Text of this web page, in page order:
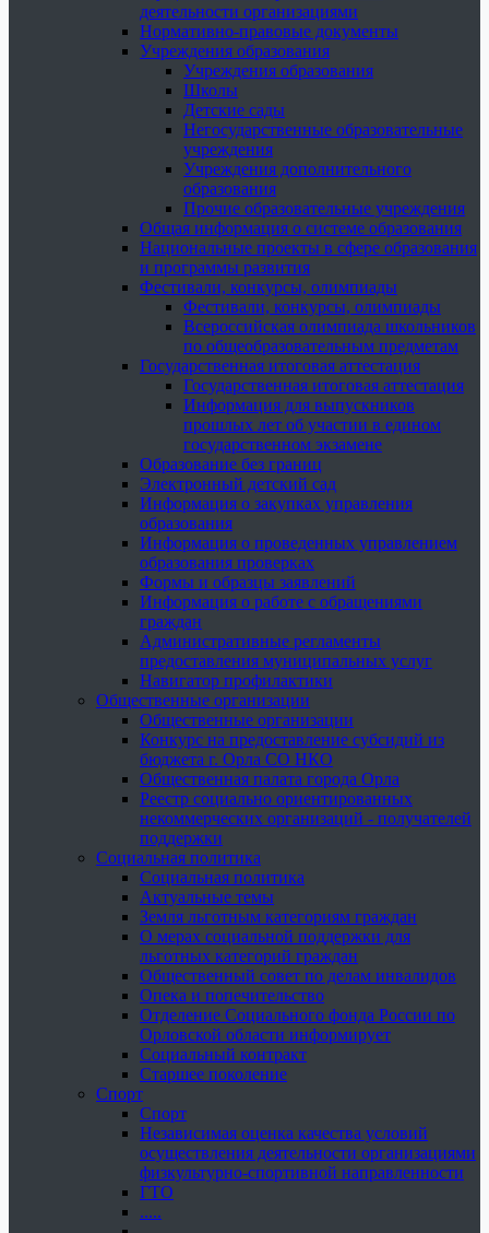
деятельности организациями
Нормативно-правовые документы
Учреждения образования
Учреждения образования
Школы
Детские сады
Негосударственные образовательные
учреждения
Учреждения дополнительного
образования
Прочие образовательные учреждения
Общая информация о системе образования
Национальные проекты в сфере образования
и программы развития
Фестивали, конкурсы, олимпиады
Фестивали, конкурсы, олимпиады
Всероссийская олимпиада школьников
по общеобразовательным предметам
Государственная итоговая аттестация
Государственная итоговая аттестация
Информация для выпускников
прошлых лет об участии в едином
государственном экзамене
Образование без границ
Электронный детский сад
Информация о закупках управления
образования
Информация о проведенных управлением
образования проверках
Формы и образцы заявлений
Информация о работе с обращениями
граждан
Административные регламенты
предоставления муниципальных услуг
Навигатор профилактики
Общественные организации
Общественные организации
Конкурс на предоставление субсидий из
бюджета г. Орла СО НКО
Общественная палата города Орла
Реестр социально ориентированных
некоммерческих организаций - получателей
поддержки
Социальная политика
Социальная политика
Актуальные темы
Земля льготным категориям граждан
О мерах социальной поддержки для
льготных категорий граждан
Общественный совет по делам инвалидов
Опека и попечительство
Отделение Социального фонда России по
Орловской области информирует
Социальный контракт
Старшее поколение
Спорт
Спорт
Независимая оценка качества условий
осуществления деятельности организациями
физкультурно-спортивной направленности
ГТО
.....